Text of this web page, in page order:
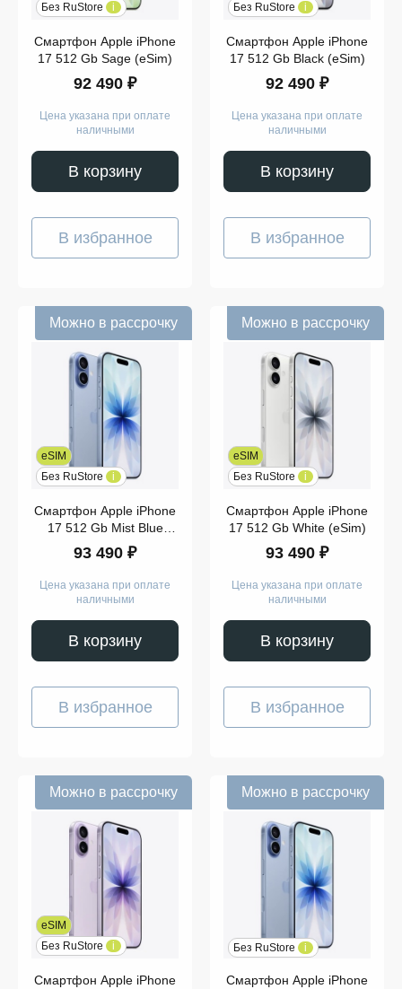
Смартфон Apple iPhone
17 512 Gb Sage (eSim)
Без RuStore
i
92 490 ₽
Цена указана при оплате
наличными
В корзину
В избранное
Смартфон Apple iPhone
17 512 Gb Black (eSim)
Без RuStore
i
92 490 ₽
Цена указана при оплате
наличными
В корзину
В избранное
Можно в рассрочку
Смартфон Apple iPhone
17 512 Gb Mist Blue
(eSim)
eSIM
Без RuStore
i
93 490 ₽
Цена указана при оплате
наличными
В корзину
В избранное
Можно в рассрочку
Смартфон Apple iPhone
17 512 Gb White (eSim)
eSIM
Без RuStore
i
93 490 ₽
Цена указана при оплате
наличными
В корзину
В избранное
Можно в рассрочку
Смартфон Apple iPhone
eSIM
Без RuStore
i
Можно в рассрочку
Смартфон Apple iPhone
Без RuStore i